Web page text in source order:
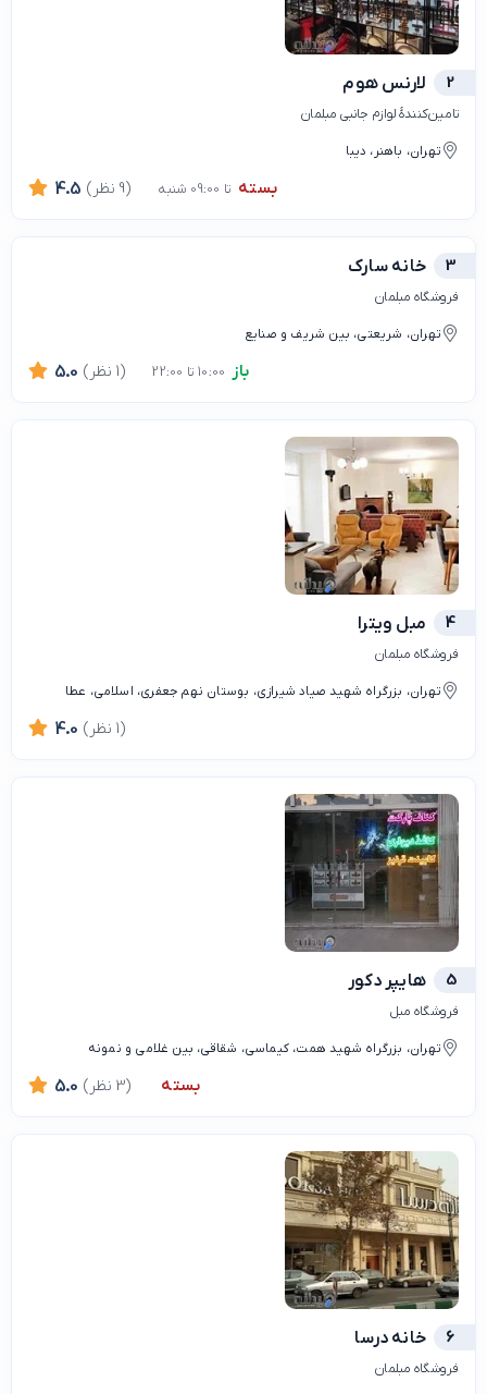
2 لارنس هوم
تامین‌کنندۀ لوازم جانبی مبلمان
تهران، باهنر، دیبا
بسته تا 09:00 شنبه 4.5 (9 نظر)
3 خانه سارک
فروشگاه مبلمان
تهران، شریعتی، بین شریف و صنایع
باز 5.0 (1 نظر)
4 مبل ویترا
فروشگاه مبلمان
تهران، بزرگراه شهید صیاد شیرازی، بوستان نهم جعفری، اسلامی، عطا
4.0 (1 نظر)
5 هایپر دکور
فروشگاه مبل
تهران، بزرگراه شهید همت، کیماسی، شقاقی، بین غلامی و نمونه
بسته 5.0 (3 نظر)
6 خانه درسا
فروشگاه مبلمان